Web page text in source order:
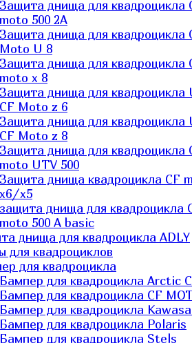
Защита днища для квадроцикла
moto 500 2A
Защита днища для квадроцикла
Moto U 8
Защита днища для квадроцикла
moto x 8
Защита днища для квадроцикла
CF Moto z 6
Защита днища для квадроцикла
CF Moto z 8
Защита днища для квадроцикла
moto UTV 500
Защита днища квадроцикла СF
x6/x5
защита днища для квадроцикла
moto 500 A basic
днища для квадроцикла ADLY
для квадроциклов
для квадроцикла
Бампер для квадроцикла Arctic
Бампер для квадроцикла CF
Бампер для квадроцикла
Бампер для квадроцикла Polaris
Бампер для квадроцикла Stels